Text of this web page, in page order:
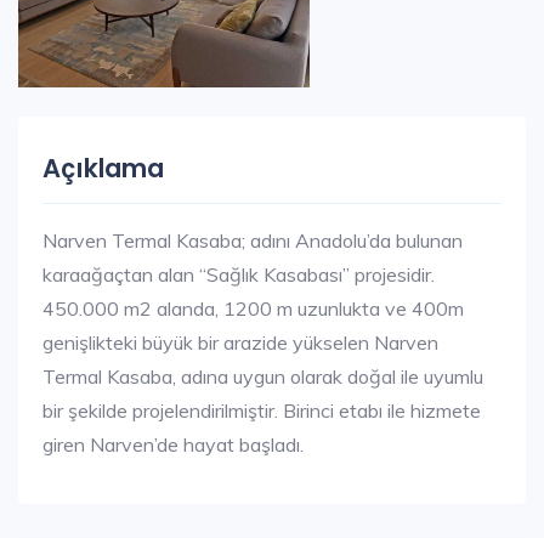
Açıklama
Narven Termal Kasaba; adını Anadolu’da bulunan
karaağaçtan alan “Sağlık Kasabası” projesidir.
450.000 m2 alanda, 1200 m uzunlukta ve 400m
genişlikteki büyük bir arazide yükselen Narven
Termal Kasaba, adına uygun olarak doğal ile uyumlu
bir şekilde projelendirilmiştir. Birinci etabı ile hizmete
giren Narven’de hayat başladı.